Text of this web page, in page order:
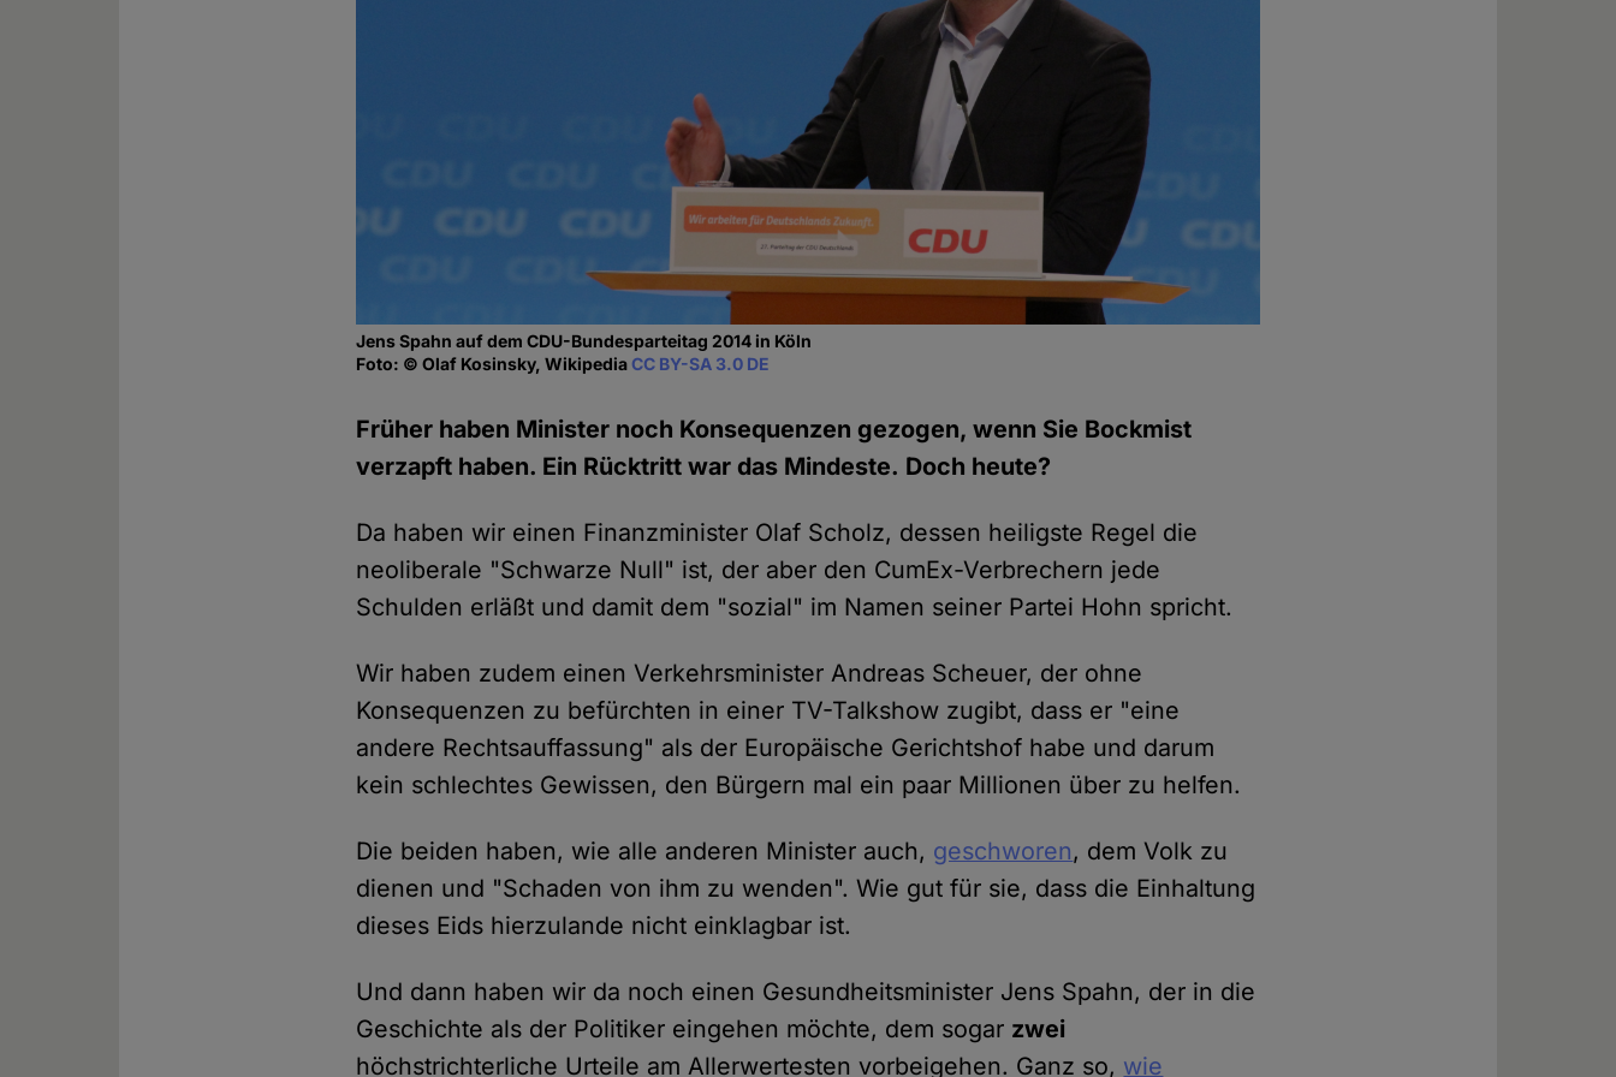
Jens Spahn auf dem CDU-Bundesparteitag 2014 in Köln
Foto: © Olaf Kosinsky, WikipediaCC BY-SA 3.0 DE
Früher haben Minister noch Konsequenzen gezogen, wenn Sie Bockmist
verzapft haben. Ein Rücktritt war das Mindeste. Doch heute?
Da haben wir einen Finanzminister Olaf Scholz, dessen heiligste Regel die
neoliberale "Schwarze Null" ist, der aber den CumEx-Verbrechern jede
Schulden erläßt und damit dem "sozial" im Namen seiner Partei Hohn spricht.
Wir haben zudem einen Verkehrsminister Andreas Scheuer, der ohne
Konsequenzen zu befürchten in einer TV-Talkshow zugibt, dass er "eine
andere Rechtsauffassung" als der Europäische Gerichtshof habe und darum
kein schlechtes Gewissen, den Bürgern mal ein paar Millionen über zu helfen.
Die beiden haben, wie alle anderen Minister auch, geschworen, dem Volk zu
dienen und "Schaden von ihm zu wenden". Wie gut für sie, dass die Einhaltung
dieses Eids hierzulande nicht einklagbar ist.
Und dann haben wir da noch einen Gesundheitsminister Jens Spahn, der in die
Geschichte als der Politiker eingehen möchte, dem sogar zwei
höchstrichterliche Urteile am Allerwertesten vorbeigehen. Ganz so, wie